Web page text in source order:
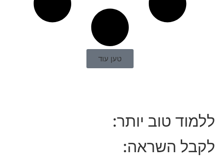
טען עוד
ללמוד טוב יותר:
לקבל השראה: